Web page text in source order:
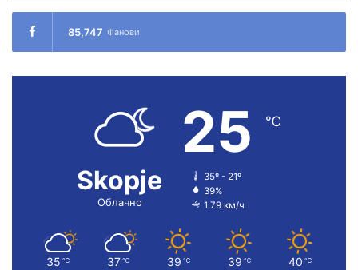
85,747 Фанови
Skopje
Облачно
25 ℃
35º - 21º
39%
1.79 км/ч
35 ℃ 37 ℃ 39 ℃ 39 ℃ 40 ℃